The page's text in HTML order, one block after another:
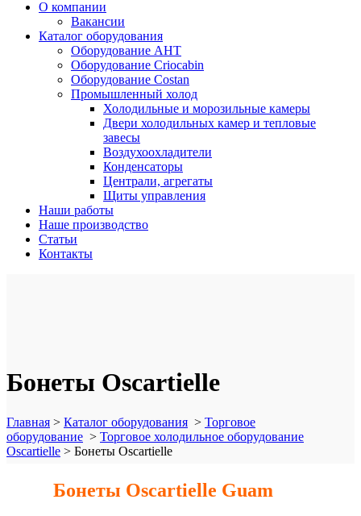
О компании
Вакансии
Каталог оборудования
Оборудование AHT
Оборудование Criocabin
Оборудование Costan
Промышленный холод
Холодильные и морозильные камеры
Двери холодильных камер и тепловые
завесы
Воздухоохладители
Конденсаторы
Централи, агрегаты
Щиты управления
Наши работы
Наше производство
Статьи
Контакты
Бонеты Oscartielle
Главная > Каталог оборудования > Торговое
оборудование > Торговое холодильное оборудование
Oscartielle > Бонеты Oscartielle
Бонеты Oscartielle Guam